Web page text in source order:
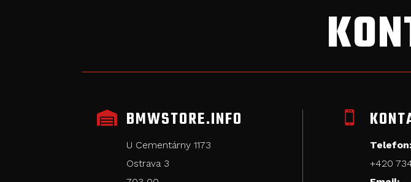
 BMWSTORE.INFO
U Cementárny 1173
Ostrava 3

Telefon:
+420